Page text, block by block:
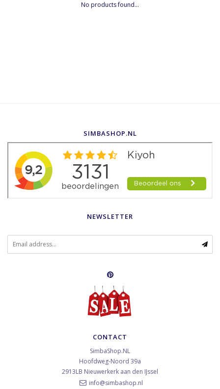
No products found...
SIMBASHOP.NL
NEWSLETTER
CONTACT
SimbaShop.NL
Hoofdweg-Noord 39a
2913LB Nieuwerkerk aan den IJssel
info@simbashop.nl